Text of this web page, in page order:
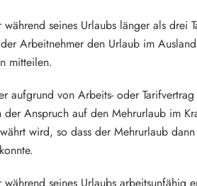
seines Urlaubs länger als
Arbeitnehmer den Urlaub im
mitteilen.
aufgrund von Arbeits- oder
Anspruch auf den Mehrurlaub im
wird, so dass der Mehrurlaub